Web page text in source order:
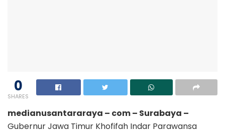
0
SHARES
medianusantararaya – com – Surabaya –
Gubernur Jawa Timur Khofifah Indar Parawansa